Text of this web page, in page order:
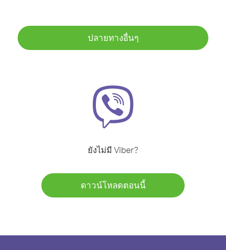
ปลายทางอื่นๆ
ยังไม่มี Viber?
ดาวน์โหลดตอนนี้